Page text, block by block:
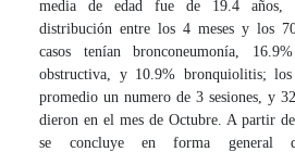
media de edad fue de 19.4 años,
distribución entre los 4 meses y los
casos tenían bronconeumonía,
obstructiva, y 10.9% bronquiolitis; los
promedio un numero de 3 sesiones, y
dieron en el mes de Octubre. A partir
se concluye en forma general